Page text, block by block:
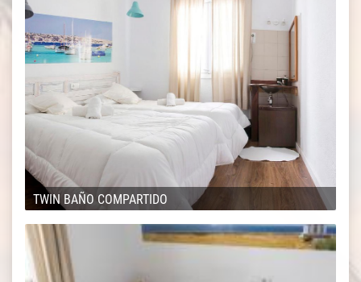
TWIN BAÑO COMPARTIDO